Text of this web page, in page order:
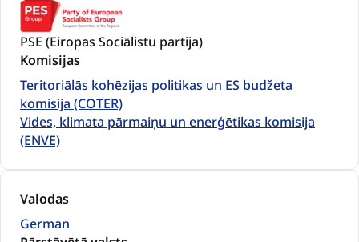
PSE (Eiropas Sociālistu partija)
Komisijas
Teritoriālās kohēzijas politikas un ES budžeta
komisija (COTER)
Vides, klimata pārmaiņu un enerģētikas komisija
(ENVE)
Valodas
German